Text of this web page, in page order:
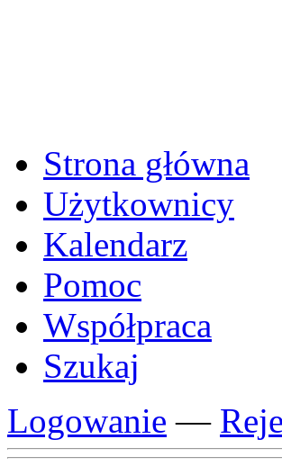
Strona główna
Użytkownicy
Kalendarz
Pomoc
Współpraca
Szukaj
Logowanie —